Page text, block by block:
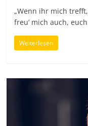
„Wenn ihr mich
freu’ mich auch,
Weiterlesen